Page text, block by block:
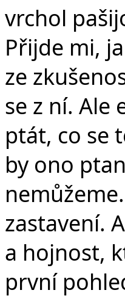
vrchol
Přijde mi,
ze
se z ní. Ale
ptát, co se
by ono
zastavení.
a hojnost,
první